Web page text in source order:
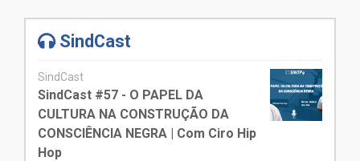
SindCast
SindCast
SindCast #57 - O PAPEL DA
CULTURA NA CONSTRUÇÃO DA
CONSCIÊNCIA NEGRA | Com Ciro Hip
Hop